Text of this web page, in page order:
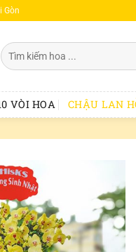
Gòn
Tìm
kiếm:
VÒI HOA CHẬU LAN